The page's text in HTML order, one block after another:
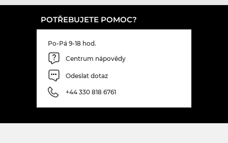
POTŘEBUJETE POMOC?
Po-Pá 9-18 hod.
Centrum nápovědy
Odeslat dotaz
+44 330 818 6761